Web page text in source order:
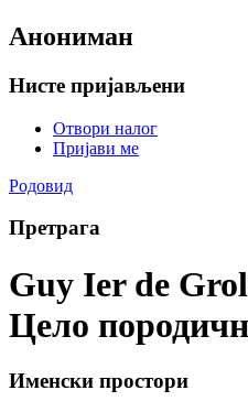
Анониман
Нисте пријављени
Отвори налог
Пријави ме
Родовид
Претрага
Guy Ier de
Цело
Именски простори